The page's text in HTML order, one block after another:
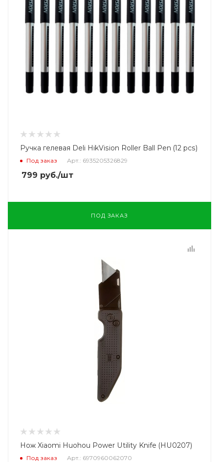
Ручка гелевая Deli HikVision Roller Ball Pen (12 pcs)
Под заказ Арт.: 6935205326829
799 руб./шт
ПОД ЗАКАЗ
Нож Xiaomi Huohou Power Utility Knife (HU0207)
Под заказ Арт.: 6970960062070